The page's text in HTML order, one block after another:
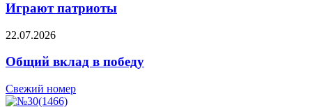
Играют патриоты
22.07.2026
Общий вклад в победу
Свежий номер